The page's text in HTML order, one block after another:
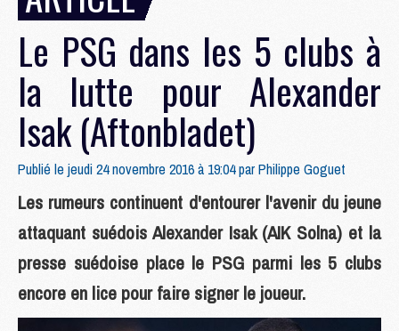
Le PSG dans les 5 clubs à
la lutte pour Alexander
Isak (Aftonbladet)
Publié le jeudi 24 novembre 2016 à 19:04 parPhilippe Goguet
Les rumeurs continuent d'entourer l'avenir du jeune
attaquant suédois Alexander Isak (AIK Solna) et la
presse suédoise place le PSG parmi les 5 clubs
encore en lice pour faire signer le joueur.